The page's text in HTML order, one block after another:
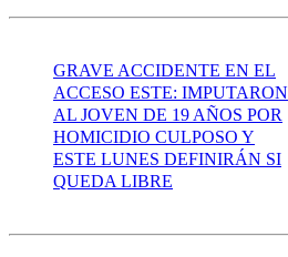
GRAVE ACCIDENTE EN EL
ACCESO ESTE: IMPUTARON
AL JOVEN DE 19 AÑOS POR
HOMICIDIO CULPOSO Y
ESTE LUNES DEFINIRÁN SI
QUEDA LIBRE